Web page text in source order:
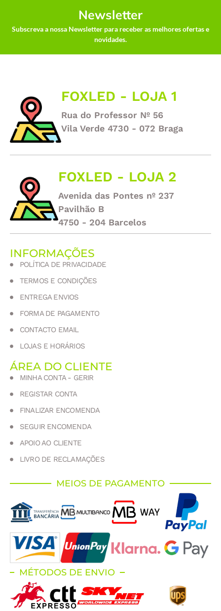
Newsletter
Subscreva a nossa Newsletter para receber as melhores ofertas e
novidades.
FOXLED - LOJA 1
Rua do Professor Nº 56
Vila Verde 4730 - 072 Braga
FOXLED - LOJA 2
Avenida das Pontes nº 237
Pavilhão B
4750 - 204 Barcelos
INFORMAÇÕES
POLÍTICA DE PRIVACIDADE
TERMOS E CONDIÇÕES
ENTREGA ENVIOS
FORMA DE PAGAMENTO
CONTACTO EMAIL
LOJAS E HORÁRIOS
ÁREA DO CLIENTE
MINHA CONTA - GERIR
REGISTAR CONTA
FINALIZAR ENCOMENDA
SEGUIR ENCOMENDA
APOIO AO CLIENTE
LIVRO DE RECLAMAÇÕES
MEIOS DE PAGAMENTO
MÉTODOS DE ENVIO